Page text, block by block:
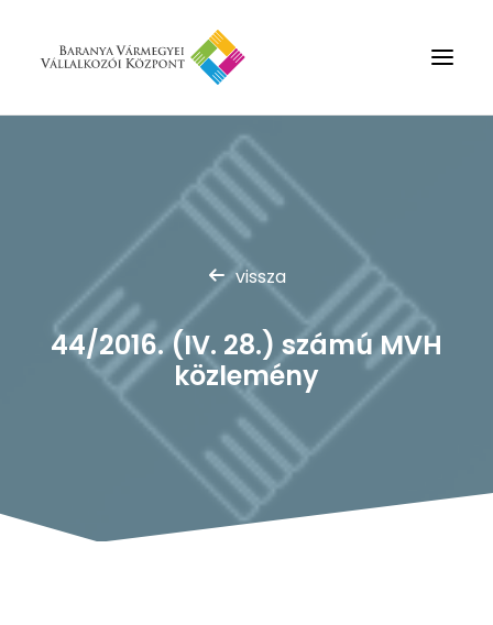
Rólunk
Szolgáltatások
Hírek
Partnerek
Kapcsolat
Keresés
vissza
44/2016. (IV. 28.) számú MVH
közlemény